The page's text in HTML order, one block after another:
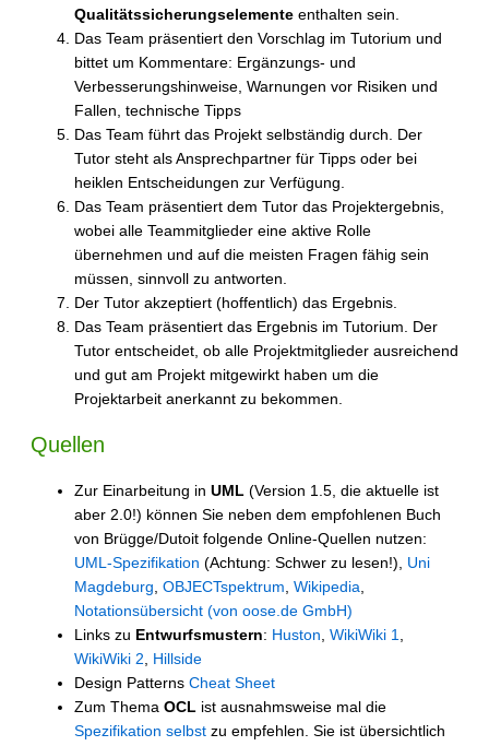
Qualitätssicherungselemente enthalten sein.
Das Team präsentiert den Vorschlag im Tutorium und
bittet um Kommentare: Ergänzungs- und
Verbesserungshinweise, Warnungen vor Risiken und
Fallen, technische Tipps
Das Team führt das Projekt selbständig durch. Der
Tutor steht als Ansprechpartner für Tipps oder bei
heiklen Entscheidungen zur Verfügung.
Das Team präsentiert dem Tutor das Projektergebnis,
wobei alle Teammitglieder eine aktive Rolle
übernehmen und auf die meisten Fragen fähig sein
müssen, sinnvoll zu antworten.
Der Tutor akzeptiert (hoffentlich) das Ergebnis.
Das Team präsentiert das Ergebnis im Tutorium. Der
Tutor entscheidet, ob alle Projektmitglieder ausreichend
und gut am Projekt mitgewirkt haben um die
Projektarbeit anerkannt zu bekommen.
Quellen
Zur Einarbeitung in UML (Version 1.5, die aktuelle ist
aber 2.0!) können Sie neben dem empfohlenen Buch
von Brügge/Dutoit folgende Online-Quellen nutzen:
UML-Spezifikation (Achtung: Schwer zu lesen!), Uni
Magdeburg, OBJECTspektrum, Wikipedia,
Notationsübersicht (von oose.de GmbH)
Links zu Entwurfsmustern: Huston, WikiWiki 1,
WikiWiki 2, Hillside
Design Patterns Cheat Sheet
Zum Thema OCL ist ausnahmsweise mal die
Spezifikation selbst zu empfehlen. Sie ist übersichtlich